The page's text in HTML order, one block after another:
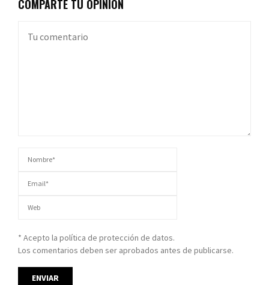
COMPARTE TU OPINIÓN
* Acepto la política de protección de datos.
Los comentarios deben ser aprobados antes de publicarse.